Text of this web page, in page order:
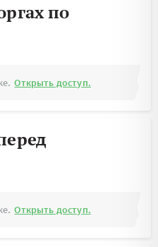
по
Открыть доступ.
Открыть доступ.